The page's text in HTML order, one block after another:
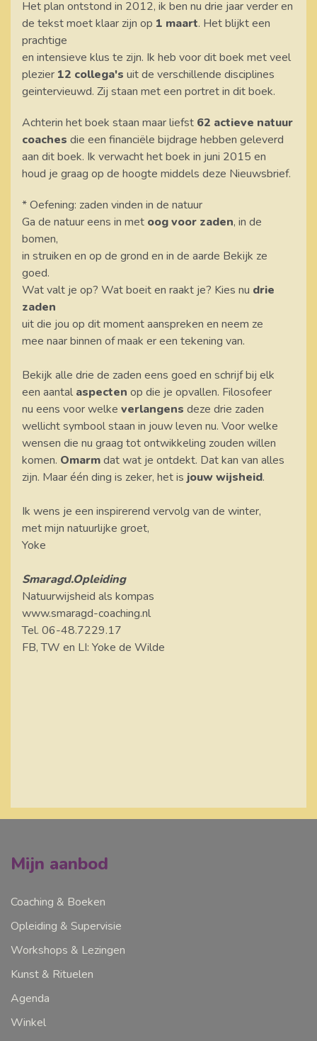
Het plan ontstond in 2012, ik ben nu drie jaar verder en
de tekst moet klaar zijn op 1 maart. Het blijkt een
prachtige
en intensieve klus te zijn. Ik heb voor dit boek met veel
plezier 12 collega's uit de verschillende disciplines
geintervieuwd. Zij staan met een portret in dit boek.
Achterin het boek staan maar liefst 62 actieve natuur
coaches die een financiële bijdrage hebben geleverd
aan dit boek. Ik verwacht het boek in juni 2015 en
houd je graag op de hoogte middels deze Nieuwsbrief.
* Oefening: zaden vinden in de natuur
Ga de natuur eens in met oog voor zaden, in de
bomen,
in struiken en op de grond en in de aarde Bekijk ze
goed.
Wat valt je op? Wat boeit en raakt je? Kies nu drie
zaden
uit die jou op dit moment aanspreken en neem ze
mee naar binnen of maak er een tekening van.
Bekijk alle drie de zaden eens goed en schrijf bij elk
een aantal aspecten op die je opvallen. Filosofeer
nu eens voor welke verlangens deze drie zaden
wellicht symbool staan in jouw leven nu. Voor welke
wensen die nu graag tot ontwikkeling zouden willen
komen. Omarmdat wat je ontdekt. Dat kan van alles
zijn. Maar één ding is zeker, het is jouw wijsheid.
Ik wens je een inspirerend vervolg van de winter,
met mijn natuurlijke groet,
Yoke
Smaragd.Opleiding
Natuurwijsheid als kompas
www.smaragd-coaching.nl
Tel. 06-48.7229.17
FB, TW en LI: Yoke de Wilde
Mijn aanbod
Coaching & Boeken
Opleiding & Supervisie
Workshops & Lezingen
Kunst & Rituelen
Agenda
Winkel